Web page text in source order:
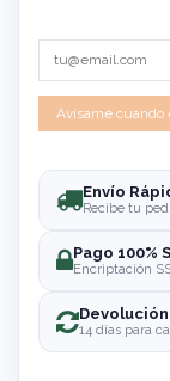
Envío
Recibe tu
Pago 100%
Encriptación
14 días para